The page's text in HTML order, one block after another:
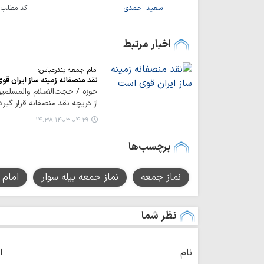
سعید احمدی کد مطلب:
اخبار مرتبط
امام جمعه بندرعباس:
نقد منصفانه زمینه ساز ایران
حوزه / حجت‌الاسلام
از دریچه نقد منصفانه قرار
۱۴۰۳-۰۴-۲۹ ۱۴:۳۸
برچسب‌ها
نماز جمعه نماز جمعه بیله سوار
نظر شما
نام